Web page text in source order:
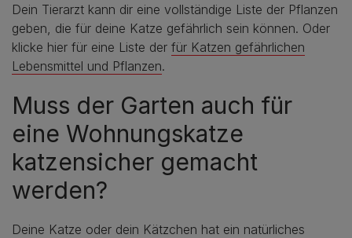
Dein Tierarzt kann dir eine vollständige Liste der Pflanzen
geben, die für deine Katze gefährlich sein können. Oder
klicke hier für eine Liste der für Katzen gefährlichen
Lebensmittel und Pflanzen.
Muss der Garten auch für
eine Wohnungskatze
katzensicher gemacht
werden?
Deine Katze oder dein Kätzchen hat ein natürliches